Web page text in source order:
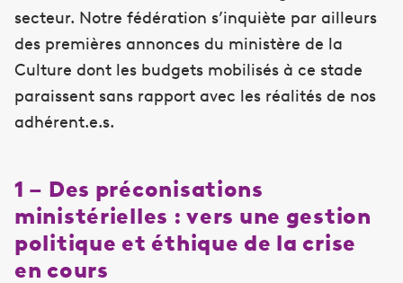
secteur. Notre fédération s’inquiète par ailleurs
des premières annonces du ministère de la
Culture dont les budgets mobilisés à ce stade
paraissent sans rapport avec les réalités de nos
adhérent.e.s.
1 – Des préconisations
ministérielles : vers une gestion
politique et éthique de la crise
en cours